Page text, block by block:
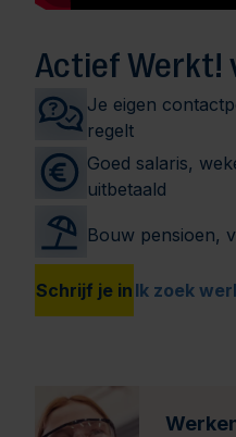
Actief Werkt!
Je eigen
regelt
Goed salaris,
uitbetaald
Bouw pensioen,
Schrijf je in Ik zoek